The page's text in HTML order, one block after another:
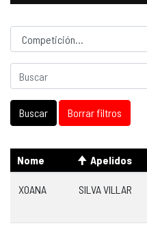
Competicion
Nome Apelidos
XOANA SILVA VILLAR